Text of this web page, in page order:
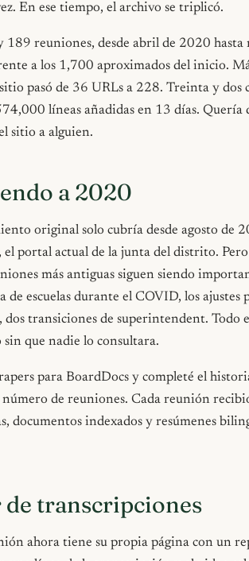
En ese tiempo, el archivo se triplicó.
189 reuniones, desde abril de 2020
a los 1,700 aproximados del inicio.
pasó de 36 URLs a 228. Treinta y
líneas añadidas en 13 días. Quería
sitio a alguien.
a 2020
original solo cubría desde agosto de
el portal actual de la junta del distrito. Pero
más antiguas siguen siendo
de escuelas durante el COVID, los ajustes
dos transiciones de superintendent. Todo
sin que nadie lo consultara.
para BoardDocs y completé el
de reuniones. Cada reunión
documentos indexados y resúmenes
de transcripciones
ahora tiene su propia página con un